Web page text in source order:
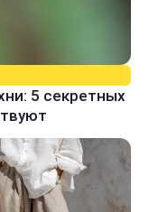
5 секретных